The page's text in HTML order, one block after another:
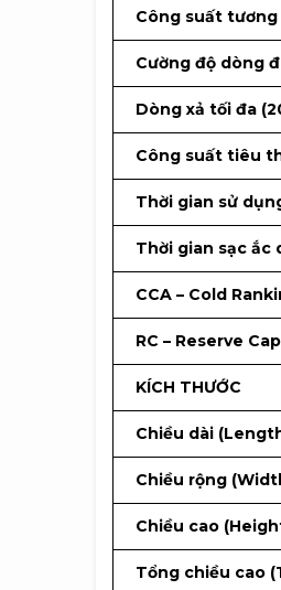
Công suất
Cường độ dòng
Dòng xả tối đa
Công suất tiêu
Thời gian sử
Thời gian sạc ắc
CCA – Cold
RC – Reserve
KÍCH THƯỚC
Chiều dài
Chiều rộng
Chiều cao
Tổng chiều cao